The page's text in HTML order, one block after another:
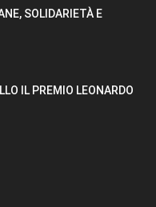
SOLIDARIETÀ E
IL PREMIO LEONARDO